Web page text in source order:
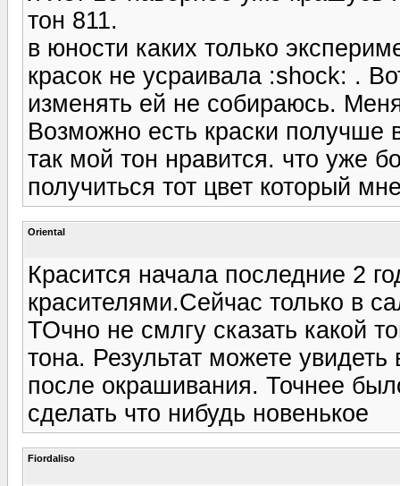
тон 811.
в юности каких только
красок не усраивала :shock: .
изменять ей не собираюсь.
Возможно есть краски
так мой тон нравится. что уже
получиться тот цвет который
Oriental
Красится начала последние 2
красителями.Сейчас только в
ТОчно не смлгу сказать какой
тона. Результат можете
после окрашивания. Точнее
сделать что нибудь новенькое
Fiordaliso